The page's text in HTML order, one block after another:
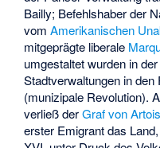
Bailly; Befehlshaber der
vomAmerikanischen
mitgeprägte liberale
umgestaltet wurden in
Stadtverwaltungen in
(munizipale Revolution).
verließ derGraf von Artois
erster Emigrant das